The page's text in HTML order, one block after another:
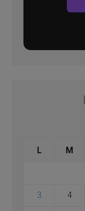
L M
3 4